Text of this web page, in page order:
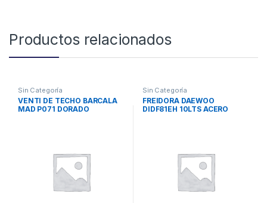
Productos relacionados
Sin Categoría
VENTI DE TECHO BARCALA
MAD P071 DORADO
Sin Categoría
FREIDORA DAEWOO
DIDF81EH 10LTS ACERO